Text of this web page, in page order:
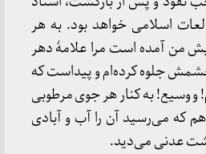
اسلامی خواهد بود. به هر
من آمده است مرا علامهٔ دهر
جلوه کرده‌ام و پیداست که
وسیع! به کنار هر جوی مرطوبی
می‌رسید آن را آب و آبادی
عدنی می‌دید.